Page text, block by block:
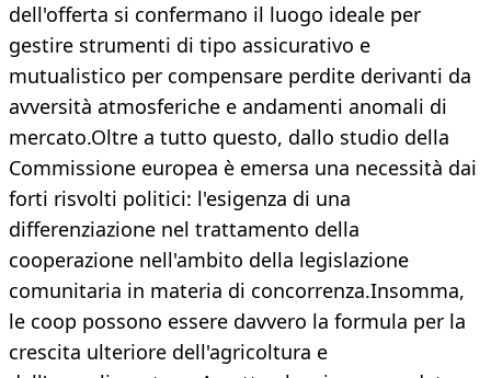
dell'offerta si confermano il luogo ideale per
gestire strumenti di tipo assicurativo e
mutualistico per compensare perdite derivanti da
avversità atmosferiche e andamenti anomali di
mercato.Oltre a tutto questo, dallo studio della
Commissione europea è emersa una necessità dai
forti risvolti politici: l'esigenza di una
differenziazione nel trattamento della
cooperazione nell'ambito della legislazione
comunitaria in materia di concorrenza.Insomma,
le coop possono essere davvero la formula per la
crescita ulteriore dell'agricoltura e